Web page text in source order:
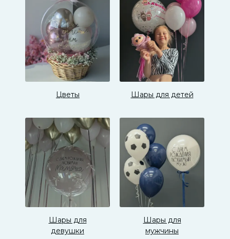
Цветы Шары для детей
Шары для
девушки
Шары для
мужчины